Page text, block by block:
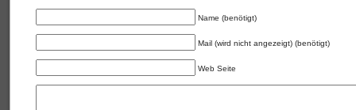
Name (benötigt)
Mail (wird nicht angezeigt) (benötigt)
Web Seite